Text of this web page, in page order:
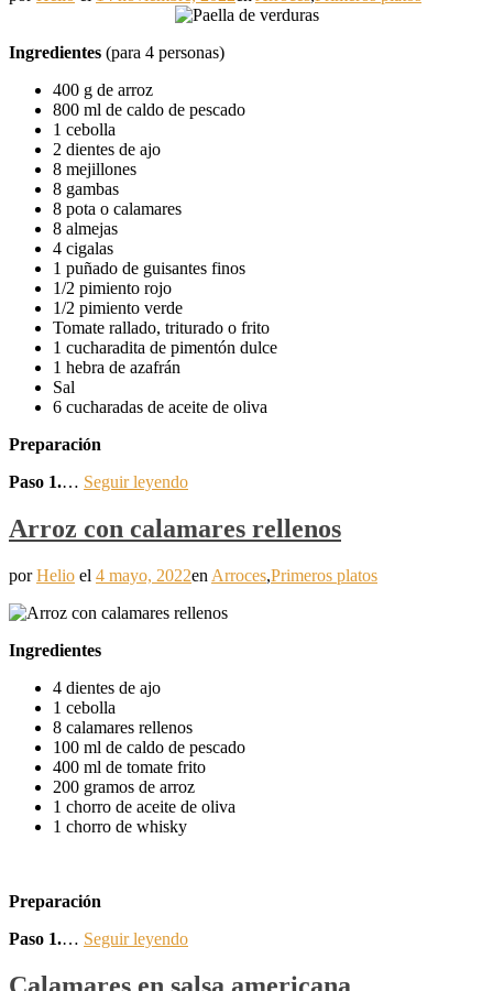
Ingredientes (para 4 personas)
400 g de arroz
800 ml de caldo de pescado
1 cebolla
2 dientes de ajo
8 mejillones
8 gambas
8 pota o calamares
8 almejas
4 cigalas
1 puñado de guisantes finos
1/2 pimiento rojo
1/2 pimiento verde
Tomate rallado, triturado o frito
1 cucharadita de pimentón dulce
1 hebra de azafrán
Sal
6 cucharadas de aceite de oliva
Preparación
Paso 1.… Seguir leyendo
Arroz con calamares rellenos
porHelio el 4 mayo, 2022en Arroces,Primeros platos
Ingredientes
4 dientes de ajo
1 cebolla
8 calamares rellenos
100 ml de caldo de pescado
400 ml de tomate frito
200 gramos de arroz
1 chorro de aceite de oliva
1 chorro de whisky
Preparación
Paso 1.… Seguir leyendo